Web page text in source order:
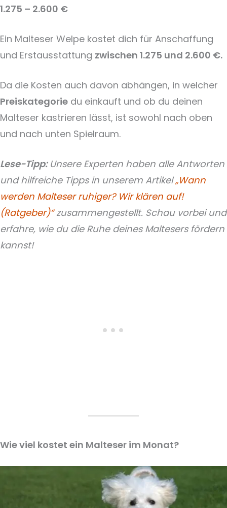
1.275 – 2.600 €
Ein Malteser Welpe kostet dich für Anschaffung
und Erstausstattung zwischen 1.275 und 2.600 €.
Da die Kosten auch davon abhängen, in welcher
Preiskategorie du einkauft und ob du deinen
Malteser kastrieren lässt, ist sowohl nach oben
und nach unten Spielraum.
Lese-Tipp: Unsere Experten haben alle Antworten
und hilfreiche Tipps in unserem Artikel„Wann
werden Malteser ruhiger? Wir klären auf!
(Ratgeber)“zusammengestellt. Schau vorbei und
erfahre, wie du die Ruhe deines Maltesers fördern
kannst!
Wie viel kostet ein Malteser im Monat?